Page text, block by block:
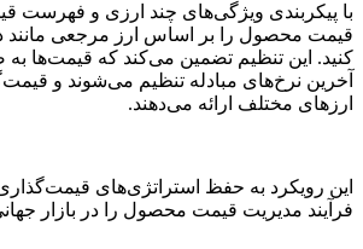
قیمت محصول را بر اساس ارز مرجعی مانند
کنید. این تنظیم تضمین می‌کند که قیمت‌ها به
آخرین نرخ‌های مبادله تنظیم می‌شوند و
ارزهای مختلف ارائه می‌دهند.
این رویکرد به حفظ استراتژی‌های
فرآیند مدیریت قیمت محصول را در بازار